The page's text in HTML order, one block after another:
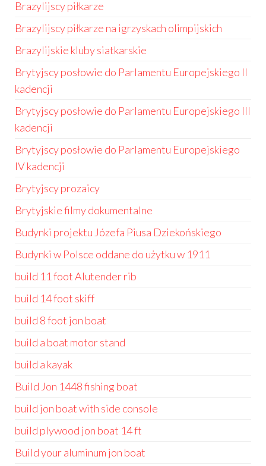
Brazylijscy piłkarze
Brazylijscy piłkarze na igrzyskach olimpijskich
Brazylijskie kluby siatkarskie
Brytyjscy posłowie do Parlamentu Europejskiego II
kadencji
Brytyjscy posłowie do Parlamentu Europejskiego III
kadencji
Brytyjscy posłowie do Parlamentu Europejskiego
IV kadencji
Brytyjscy prozaicy
Brytyjskie filmy dokumentalne
Budynki projektu Józefa Piusa Dziekońskiego
Budynki w Polsce oddane do użytku w 1911
build 11 foot Alutender rib
build 14 foot skiff
build 8 foot jon boat
build a boat motor stand
build a kayak
Build Jon 1448 fishing boat
build jon boat with side console
build plywood jon boat 14 ft
Build your aluminum jon boat